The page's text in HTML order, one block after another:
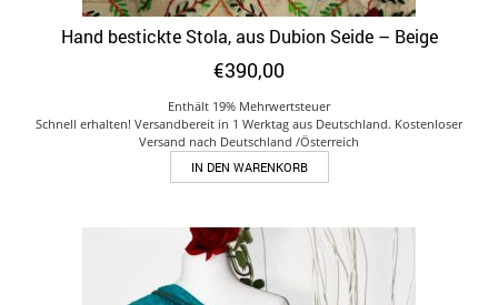
Hand bestickte Stola, aus Dubion Seide – Beige
€390,00
Enthält 19% Mehrwertsteuer
Schnell erhalten! Versandbereit in 1 Werktag aus Deutschland. Kostenloser
Versand nach Deutschland /Österreich
IN DEN WARENKORB